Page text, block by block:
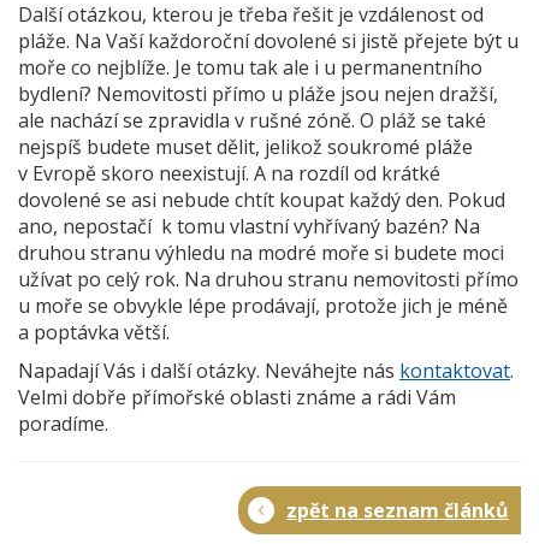
Další otázkou, kterou je třeba řešit je vzdálenost od
pláže. Na Vaší každoroční dovolené si jistě přejete být u
moře co nejblíže. Je tomu tak ale i u permanentního
bydlení? Nemovitosti přímo u pláže jsou nejen dražší,
ale nachází se zpravidla v rušné zóně. O pláž se také
nejspíš budete muset dělit, jelikož soukromé pláže
v Evropě skoro neexistují. A na rozdíl od krátké
dovolené se asi nebude chtít koupat každý den. Pokud
ano, nepostačí k tomu vlastní vyhřívaný bazén? Na
druhou stranu výhledu na modré moře si budete moci
užívat po celý rok. Na druhou stranu nemovitosti přímo
u moře se obvykle lépe prodávají, protože jich je méně
a poptávka větší.
Napadají Vás i další otázky. Neváhejte nás kontaktovat.
Velmi dobře přímořské oblasti známe a rádi Vám
poradíme.
zpět na seznam článků